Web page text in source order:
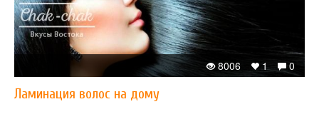
0
1
8006
Ламинация волос на дому